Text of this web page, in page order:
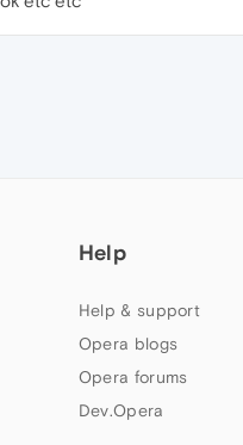
Help
Help & support
Opera blogs
Opera forums
Dev.Opera